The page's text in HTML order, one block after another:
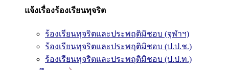
แจ้งเรื่องร้องเรียนทุจริต
ร้องเรียนทุจริตและประพฤติมิชอบ (จุฬาฯ)
ร้องเรียนทุจริตและประพฤติมิชอบ (ป.ป.ช.)
ร้องเรียนทุจริตและประพฤติมิชอบ (ป.ป.ท.)